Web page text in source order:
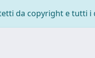
da copyright e tutti